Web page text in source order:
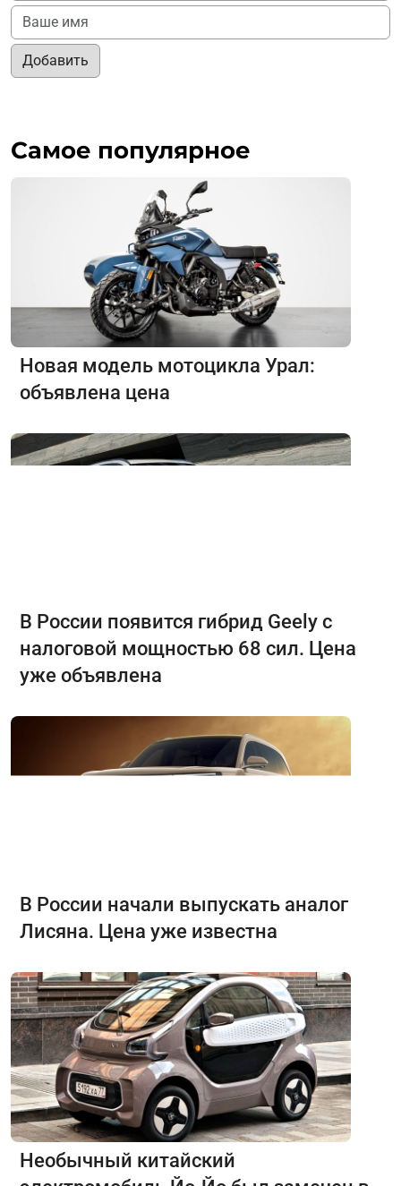
Добавить
Самое популярное
Новая модель мотоцикла Урал:
объявлена цена
В России появится гибрид Geely с
налоговой мощностью 68 сил. Цена
уже объявлена
В России начали выпускать аналог
Лисяна. Цена уже известна
Необычный китайский